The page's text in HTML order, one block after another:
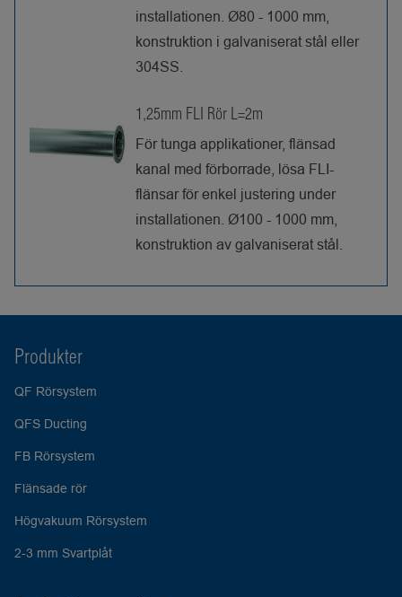
installationen. Ø80 - 1000 mm,
konstruktion i galvaniserat stål eller
304SS.
1,25mm FLI Rör L=2m
För tunga applikationer, flänsad
kanal med förborrade, lösa FLI-
flänsar för enkel justering under
installationen. Ø100 - 1000 mm,
konstruktion av galvaniserat stål.
Produkter
QF Rörsystem
QFS Ducting
FB Rörsystem
Flänsade rör
Högvakuum Rörsystem
2-3 mm Svartplåt